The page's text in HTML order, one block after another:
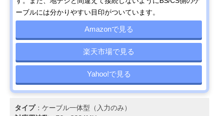
ーブルには分かりやすい目印がついています。
Amazonで見る
楽天市場で見る
Yahoo!で見る
タイプ：ケーブル一体型（入力のみ）